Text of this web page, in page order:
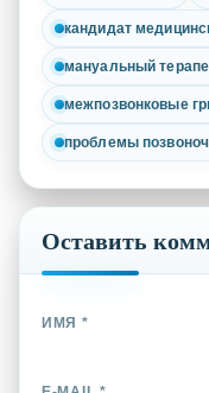
кандидат
мануальный
межпозвонковые
проблемы
Оставить
ИМЯ *